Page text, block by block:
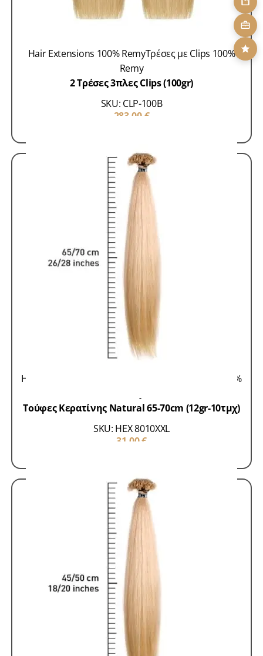
Hair Extensions 100% RemyΤρέσες με Clips 100%
Remy
2 Τρέσες 3πλες Clips (100gr)
SKU: CLP-100B
283,00€
Hair Extensions 100% Remy
Τούφες Κερατίνης 100%
Τούφες Κερατίνης Natural 65-70cm (12gr-10τμχ)
SKU: HEX 8010XXL
31,00€